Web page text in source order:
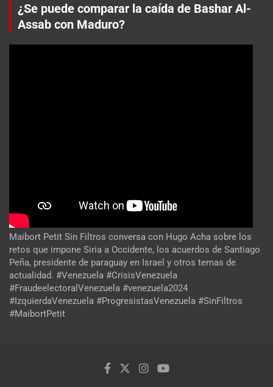
¿Se puede comparar la caída de Bashar Al-
Assab con Maduro?
Maibort Petit Sin Filtros conversa con Hugo Acha sobre los
retos que impone Siria a Occidente, los acuerdos de Santiago
Peña, presidente de paraguay en Israel y otros temas de
actualidad. #Venezuela #CrisisVenezuela
#FraudeelectoralVenezuela #venezuela2024
#IzquierdaVenezuela #ProgresistasVenezuela #SinFiltros
#MaibortPetit